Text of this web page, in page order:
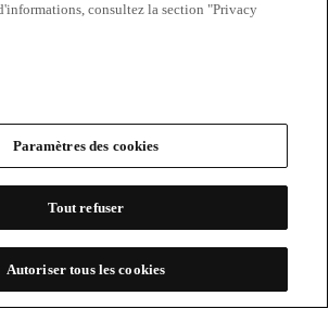
consultez la section "Privacy
Paramètres des cookies
Tout refuser
Autoriser tous les cookies